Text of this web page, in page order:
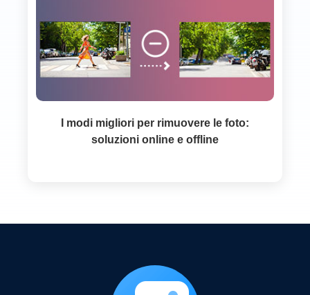
I modi migliori per rimuovere le foto:
soluzioni online e offline